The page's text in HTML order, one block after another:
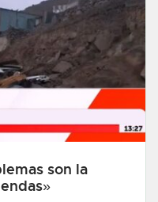
son la